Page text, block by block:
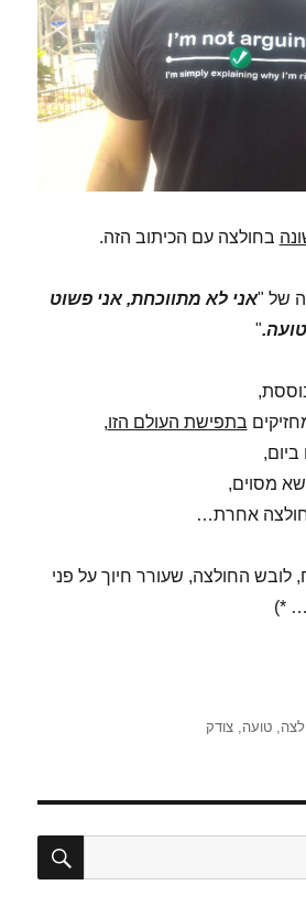
בחולצה עם הכיתוב הזה.
של "אני לא מתווכחת, אני פשוט
"
בתפישת העולם הזו,
מסוים,
חולצה אחרת…
לובש החולצה, שעורר חיוך על פני
*)
,טועה ,צודק